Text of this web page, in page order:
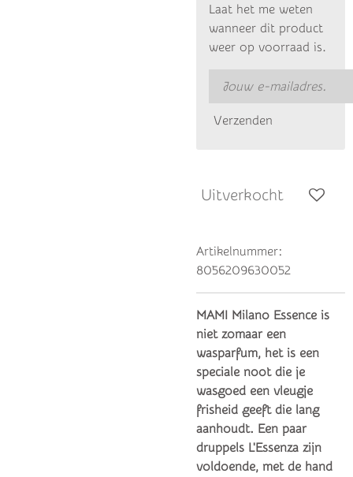
Laat het me weten
wanneer dit product
weer op voorraad is.
Verzenden
Uitverkocht
Artikelnummer:
8056209630052
MAMI Milano Essence is
niet zomaar een
wasparfum, het is een
speciale noot die je
wasgoed een vleugje
frisheid geeft die lang
aanhoudt. Een paar
druppels L'Essenza zijn
voldoende, met de hand